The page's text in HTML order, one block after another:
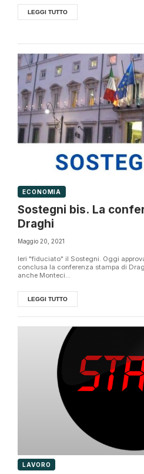
LEGGI TUTTO
ECONOMIA
Sostegni bis. La
Draghi
Maggio 20, 2021
Ieri "fiduciato" il Sostegni. Oggi
conclusa la conferenza stampa di
anche Monteci...
LEGGI TUTTO
LAVORO